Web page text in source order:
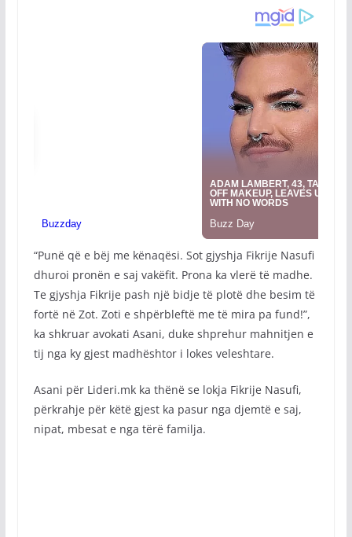
“Punë që e bëj me kënaqësi. Sot gjyshja Fikrije Nasufi
dhuroi pronën e saj vakëfit. Prona ka vlerë të madhe.
Te gjyshja Fikrije pash një bidje të plotë dhe besim të
fortë në Zot. Zoti e shpërbleftë me të mira pa fund!”,
ka shkruar avokati Asani, duke shprehur mahnitjen e
tij nga ky gjest madhështor i lokes veleshtare.
Asani për Lideri.mk ka thënë se lokja Fikrije Nasufi,
përkrahje për këtë gjest ka pasur nga djemtë e saj,
nipat, mbesat e nga tërë familja.